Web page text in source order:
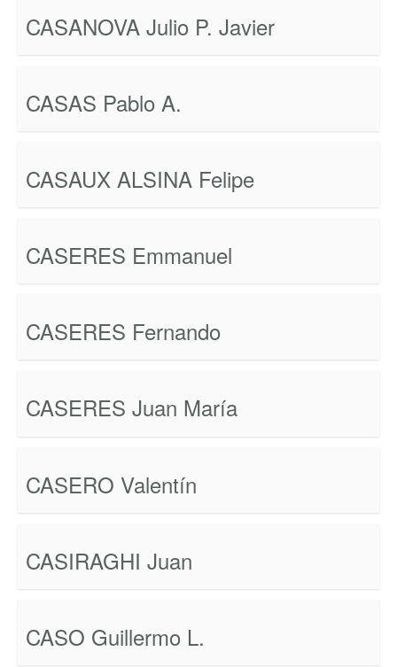
CASANOVA Julio P. Javier
CASAS Pablo A.
CASAUX ALSINA Felipe
CASERES Emmanuel
CASERES Fernando
CASERES Juan María
CASERO Valentín
CASIRAGHI Juan
CASO Guillermo L.